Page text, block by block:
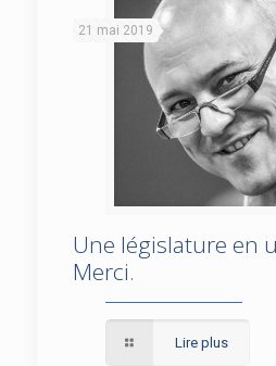
Une législature en
21 mai 2019
Une législature en
Merci.
Lire plus